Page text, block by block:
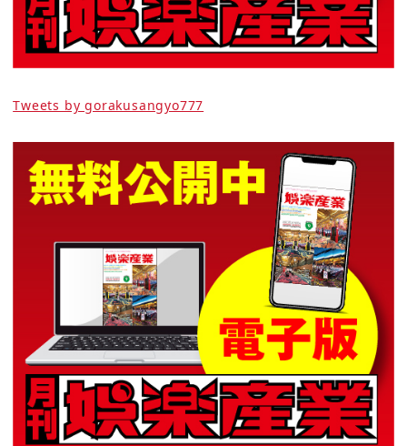
Tweets by gorakusangyo777